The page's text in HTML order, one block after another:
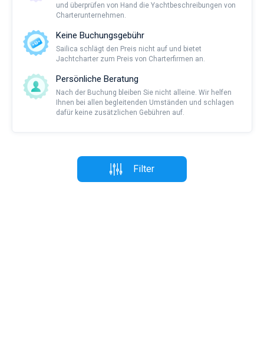
und überprüfen von Hand die Yachtbeschreibungen von
Charterunternehmen.
Keine Buchungsgebühr
Sailica schlägt den Preis nicht auf und bietet
Jachtcharter zum Preis von Charterfirmen an.
Persönliche Beratung
Nach der Buchung bleiben Sie nicht alleine. Wir helfen
Ihnen bei allen begleitenden Umständen und schlagen
dafür keine zusätzlichen Gebühren auf.
Filter